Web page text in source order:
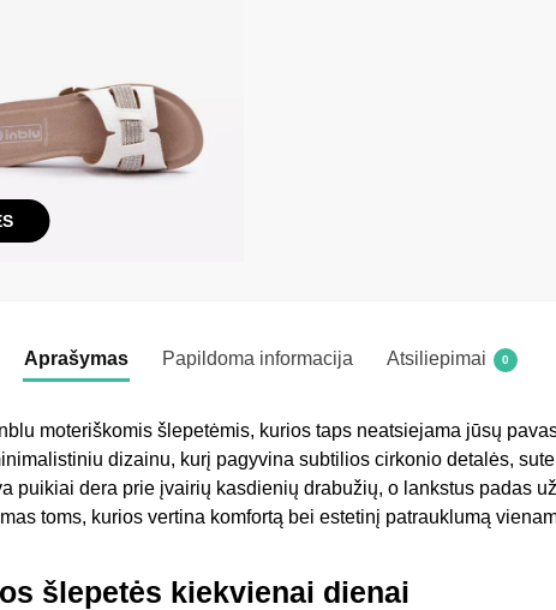
Aprašymas Papildoma informacija Atsiliepimai 0
moteriškomis šlepetėmis, kurios taps neatsiejama jūsų
dizainu, kurį pagyvina subtilios cirkonio detalės,
puikiai dera prie įvairių kasdienių drabužių, o lankstus padas
toms, kurios vertina komfortą bei estetinį patrauklumą
šlepetės kiekvienai dienai